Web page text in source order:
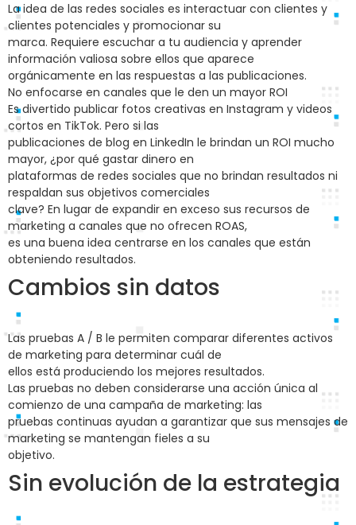
La idea de las redes sociales es interactuar con clientes y
clientes potenciales y promocionar su
marca. Requiere escuchar a tu audiencia y aprender
información valiosa sobre ellos que aparece
orgánicamente en las respuestas a las publicaciones.
No enfocarse en canales que le den un mayor ROI
Es divertido publicar fotos creativas en Instagram y videos
cortos en TikTok. Pero si las
publicaciones de blog en LinkedIn le brindan un ROI mucho
mayor, ¿por qué gastar dinero en
plataformas de redes sociales que no brindan resultados ni
respaldan sus objetivos comerciales
clave? En lugar de expandir en exceso sus recursos de
marketing a canales que no ofrecen ROAS,
es una buena idea centrarse en los canales que están
obteniendo resultados.
Cambios sin datos
Las pruebas A / B le permiten comparar diferentes activos
de marketing para determinar cuál de
ellos está produciendo los mejores resultados.
Las pruebas no deben considerarse una acción única al
comienzo de una campaña de marketing: las
pruebas continuas ayudan a garantizar que sus mensajes de
marketing se mantengan fieles a su
objetivo.
Sin evolución de la estrategia